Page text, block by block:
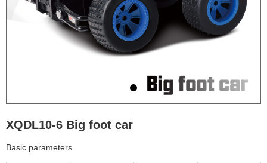
XQDL10-6 Big foot car
Basic parameters